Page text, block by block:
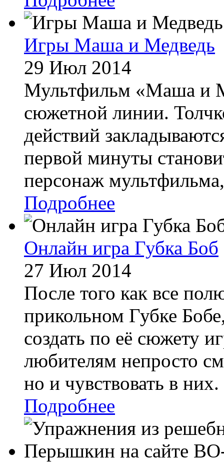
Игры Маша и Медведь
29 Июл 2014
Мультфильм «Маша и
сюжетной линии.
действий
первой минуты
персонаж
Подробнее
Онлайн игра Губка Боб
27 Июл 2014
После того как все
прикольном Губке
создать по её сюжету
любителям непросто
но и чувствовать в
Подробнее